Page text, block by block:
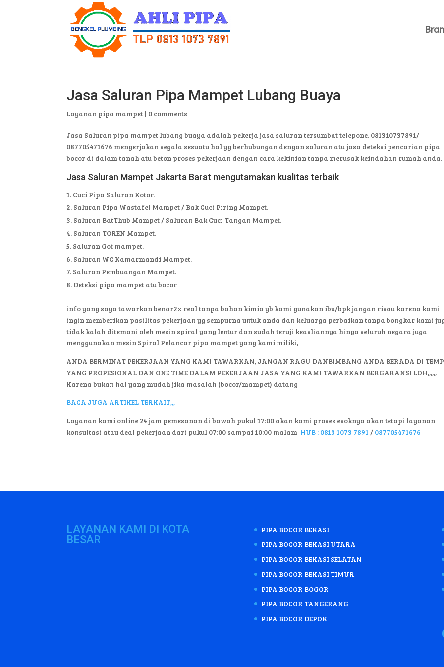
Jasa Saluran Pipa Mampet Lubang Buaya
Layanan pipa mampet | 0 comments
Jasa Saluran pipa mampet lubang buaya adalah pekerja jasa saluran tersumbat telepone. 081310737891/
087705471676 mengerjakan segala sesuatu hal yg berhubungan dengan saluran atu jasa deteksi pencarian pipa
bocor di dalam tanah atu beton proses pekerjaan dengan cara kekinian tanpa merusak keindahan rumah anda.
Jasa Saluran Mampet Jakarta Barat mengutamakan kualitas terbaik
Cuci Pipa Saluran Kotor.
Saluran Pipa Wastafel Mampet / Bak Cuci Piring Mampet.
Saluran BatThub Mampet / Saluran Bak Cuci Tangan Mampet.
Saluran TOREN Mampet.
Saluran Got mampet.
Saluran WC Kamarmandi Mampet.
Saluran Pembuangan Mampet.
Deteksi pipa mampet atu bocor
info yang saya tawarkan benar2x real tanpa bahan kimia yb kami gunakan ibu/bpk jangan risau karena kami
ingin memberikan pasilitas pekerjaan yg sempurna untuk anda dan keluarga perbaikan tanpa bongkar kami
tidak kalah ditemani oleh mesin spiral yang lentur dan sudah teruji keasliannya hinga seluruh negara juga
menggunakan mesin Spiral Pelancar pipa mampet yang kami miliki,
ANDA BERMINAT PEKERJAAN YANG KAMI TAWARKAN, JANGAN RAGU DANBIMBANG ANDA BERADA DI
YANG PROPESIONAL DAN ONE TIME DALAM PEKERJAAN JASA YANG KAMI TAWARKAN BERGARANSI LOH,,,,,,
Karena bukan hal yang mudah jika masalah (bocor/mampet) datang
BACA JUGA ARTIKEL TERKAIT,,,
Layanan kami online 24 jam pemesanan di bawah pukul 17:00 akan kami proses esoknya akan tetapi layanan
konsultasi atau deal pekerjaan dari pukul 07:00 sampai 10:00 malam HUB : 0813 1073 7891 / 087705471676
LAYANAN KAMI DI KOTA
BESAR
PIPA BOCOR BEKASI
PIPA BOCOR BEKASI UTARA
PIPA BOCOR BEKASI SELATAN
PIPA BOCOR BEKASI TIMUR
PIPA BOCOR BOGOR
PIPA BOCOR TANGERANG
PIPA BOCOR DEPOK